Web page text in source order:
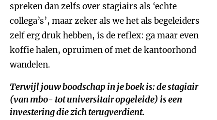
spreken dan zelfs over stagiairs als ‘echte
collega’s’, maar zeker als we het als begeleiders
zelf erg druk hebben, is de reflex: ga maar even
koffie halen, opruimen of met de kantoorhond
wandelen.
Terwijl jouw boodschap in je boek is: de stagiair
(van mbo- tot universitair opgeleide) is een
investering die zich terugverdient.